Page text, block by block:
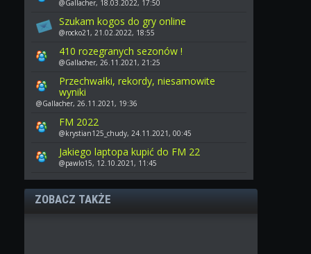
@Gallacher, 18.03.2022, 17:50
Szukam kogos do gry online
@rocko21, 21.02.2022, 18:55
410 rozegranych sezonów !
@Gallacher, 26.11.2021, 21:25
Przechwałki, rekordy, niesamowite
wyniki
@Gallacher, 26.11.2021, 19:36
FM 2022
@krystian125_chudy, 24.11.2021, 00:45
Jakiego laptopa kupić do FM 22
@pawlo15, 12.10.2021, 11:45
ZOBACZ TAKŻE